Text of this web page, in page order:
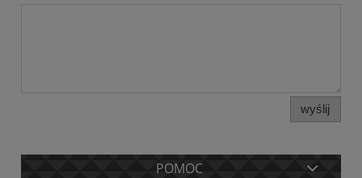
wyślij
POMOC